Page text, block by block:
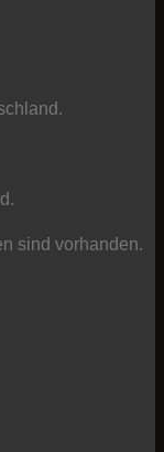
sind vorhanden.